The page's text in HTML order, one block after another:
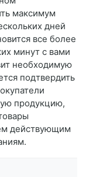
максимум
дней
все более
минут с вами
необходимую
подтвердить
продукцию,
действующим